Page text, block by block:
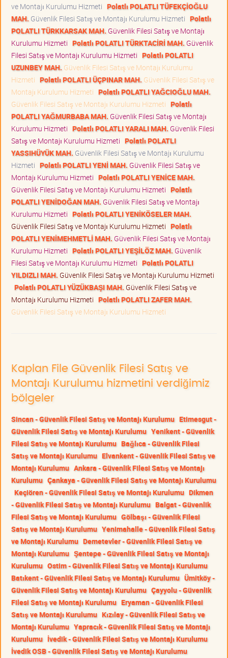
ve Montajı Kurulumu Hizmeti Polatlı POLATLI TÜFEKÇİOĞLU
MAH. Güvenlik Filesi Satış ve Montajı Kurulumu Hizmeti Polatlı
POLATLI TÜRKKARSAK MAH. Güvenlik Filesi Satış ve Montajı
Kurulumu Hizmeti Polatlı POLATLI TÜRKTACİRİ MAH. Güvenlik
Filesi Satış ve Montajı Kurulumu Hizmeti Polatlı POLATLI
UZUNBEY MAH. Güvenlik Filesi Satış ve Montajı Kurulumu
Hizmeti Polatlı POLATLI ÜÇPINAR MAH. Güvenlik Filesi Satış ve
Montajı Kurulumu Hizmeti Polatlı POLATLI YAĞCIOĞLU MAH.
Güvenlik Filesi Satış ve Montajı Kurulumu Hizmeti Polatlı
POLATLI YAĞMURBABA MAH. Güvenlik Filesi Satış ve Montajı
Kurulumu Hizmeti Polatlı POLATLI YARALI MAH. Güvenlik Filesi
Satış ve Montajı Kurulumu Hizmeti Polatlı POLATLI
YASSIHÜYÜK MAH. Güvenlik Filesi Satış ve Montajı Kurulumu
Hizmeti Polatlı POLATLI YENİ MAH. Güvenlik Filesi Satış ve
Montajı Kurulumu Hizmeti Polatlı POLATLI YENİCE MAH.
Güvenlik Filesi Satış ve Montajı Kurulumu Hizmeti Polatlı
POLATLI YENİDOĞAN MAH. Güvenlik Filesi Satış ve Montajı
Kurulumu Hizmeti Polatlı POLATLI YENİKÖSELER MAH.
Güvenlik Filesi Satış ve Montajı Kurulumu Hizmeti Polatlı
POLATLI YENİMEHMETLİ MAH. Güvenlik Filesi Satış ve Montajı
Kurulumu Hizmeti Polatlı POLATLI YEŞİLÖZ MAH. Güvenlik
Filesi Satış ve Montajı Kurulumu Hizmeti Polatlı POLATLI
YILDIZLI MAH. Güvenlik Filesi Satış ve Montajı Kurulumu Hizmeti
Polatlı POLATLI YÜZÜKBAŞI MAH. Güvenlik Filesi Satış ve
Montajı Kurulumu Hizmeti Polatlı POLATLI ZAFER MAH.
Güvenlik Filesi Satış ve Montajı Kurulumu Hizmeti
Kaplan File Güvenlik Filesi Satış ve
Montajı Kurulumu hizmetini verdiğimiz
bölgeler
Sincan - Güvenlik Filesi Satış ve Montajı Kurulumu Etimesgut -
Güvenlik Filesi Satış ve Montajı Kurulumu Yenikent - Güvenlik
Filesi Satış ve Montajı Kurulumu Bağlıca - Güvenlik Filesi
Satış ve Montajı Kurulumu Elvankent - Güvenlik Filesi Satış ve
Montajı Kurulumu Ankara - Güvenlik Filesi Satış ve Montajı
Kurulumu Çankaya - Güvenlik Filesi Satış ve Montajı Kurulumu
Keçiören - Güvenlik Filesi Satış ve Montajı Kurulumu Dikmen
- Güvenlik Filesi Satış ve Montajı Kurulumu Balgat - Güvenlik
Filesi Satış ve Montajı Kurulumu Gölbaşı - Güvenlik Filesi
Satış ve Montajı Kurulumu Yenimahalle - Güvenlik Filesi Satış
ve Montajı Kurulumu Demetevler - Güvenlik Filesi Satış ve
Montajı Kurulumu Şentepe - Güvenlik Filesi Satış ve Montajı
Kurulumu Ostim - Güvenlik Filesi Satış ve Montajı Kurulumu
Batıkent - Güvenlik Filesi Satış ve Montajı Kurulumu Ümitköy -
Güvenlik Filesi Satış ve Montajı Kurulumu Çayyolu - Güvenlik
Filesi Satış ve Montajı Kurulumu Eryaman - Güvenlik Filesi
Satış ve Montajı Kurulumu Kızılay - Güvenlik Filesi Satış ve
Montajı Kurulumu Yapracık - Güvenlik Filesi Satış ve Montajı
Kurulumu İvedik - Güvenlik Filesi Satış ve Montajı Kurulumu
İvedik OSB - Güvenlik Filesi Satış ve Montajı Kurulumu